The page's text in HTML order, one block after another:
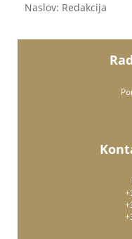
Naslov: Redakcija